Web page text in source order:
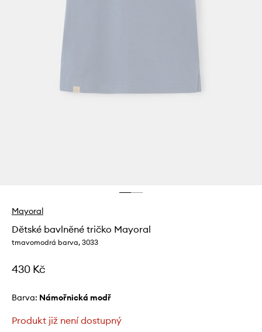
Mayoral
Dětské bavlněné tričko Mayoral
tmavomodrá barva, 3033
430 Kč
Barva: námořnická modř
Produkt již není dostupný